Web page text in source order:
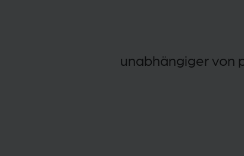
unabhängiger von